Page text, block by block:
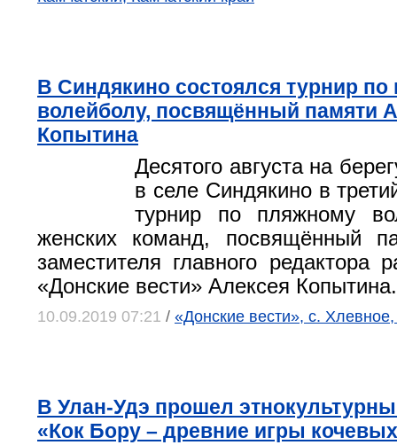
В Синдякино состоялся турнир
волейболу, посвящённый памяти
Копытина
Десятого августа на
в селе Синдякино в
турнир по пляжному
женских команд, посвящённый
заместителя главного редактора
«Донские вести» Алексея Копытина.
10.09.2019 07:21 / «Донские вести», с.
В Улан-Удэ прошел
«Кок Бору – древние игры